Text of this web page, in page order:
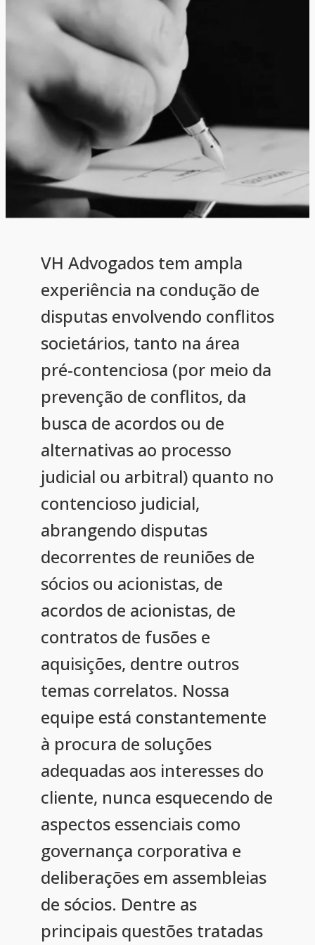
VH Advogados tem ampla
experiência na condução de
disputas envolvendo conflitos
societários, tanto na área
pré-contenciosa (por meio da
prevenção de conflitos, da
busca de acordos ou de
alternativas ao processo
judicial ou arbitral) quanto no
contencioso judicial,
abrangendo disputas
decorrentes de reuniões de
sócios ou acionistas, de
acordos de acionistas, de
contratos de fusões e
aquisições, dentre outros
temas correlatos. Nossa
equipe está constantemente
à procura de soluções
adequadas aos interesses do
cliente, nunca esquecendo de
aspectos essenciais como
governança corporativa e
deliberações em assembleias
de sócios. Dentre as
principais questões tratadas